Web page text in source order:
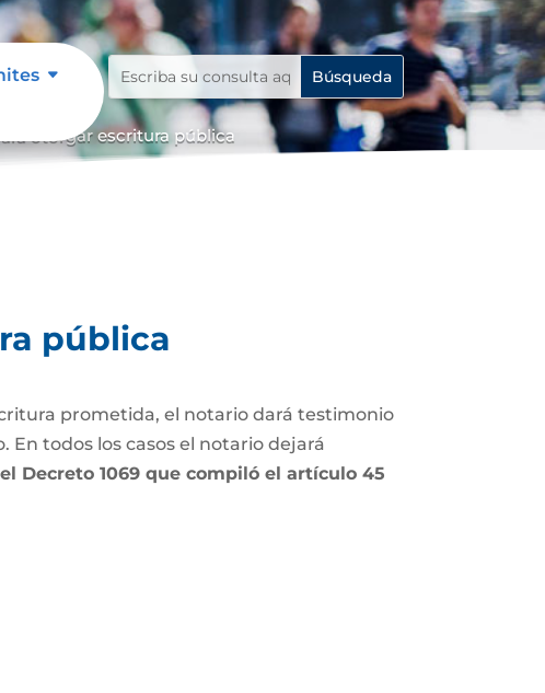
otorgar escritura pública
pública
prometida, el notario dará testimonio
todos los casos el notario dejará
Decreto 1069 que compiló el artículo 45